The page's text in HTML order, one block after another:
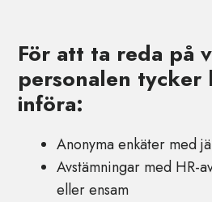
För att ta reda på
personalen tycker
införa:
Anonyma enkäter med
Avstämningar med HR-
eller ensam